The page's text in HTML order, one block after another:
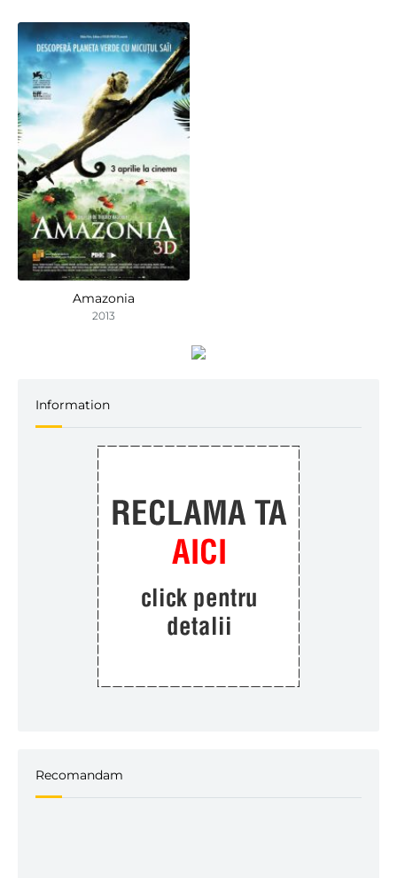
Amazonia
2013
Information
Recomandam